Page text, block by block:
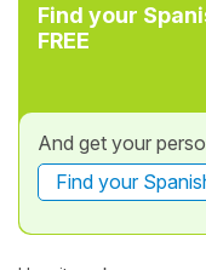
Find your
FREE
And get your
Find your